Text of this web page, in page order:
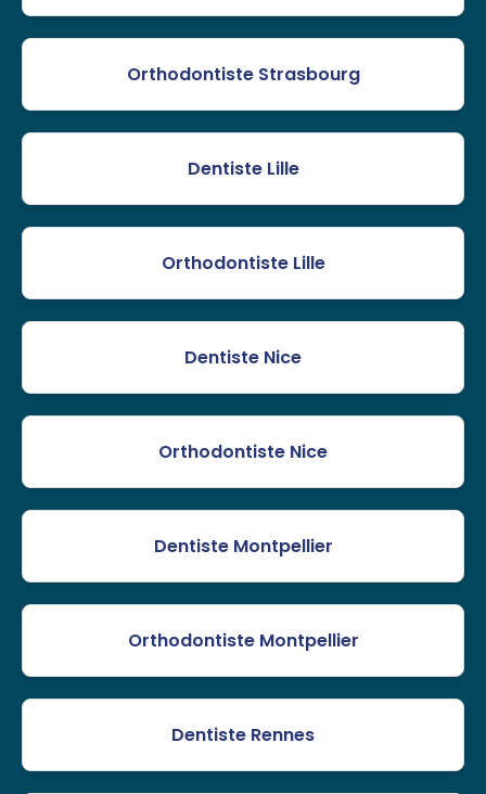
Orthodontiste Strasbourg
Dentiste Lille
Orthodontiste Lille
Dentiste Nice
Orthodontiste Nice
Dentiste Montpellier
Orthodontiste Montpellier
Dentiste Rennes